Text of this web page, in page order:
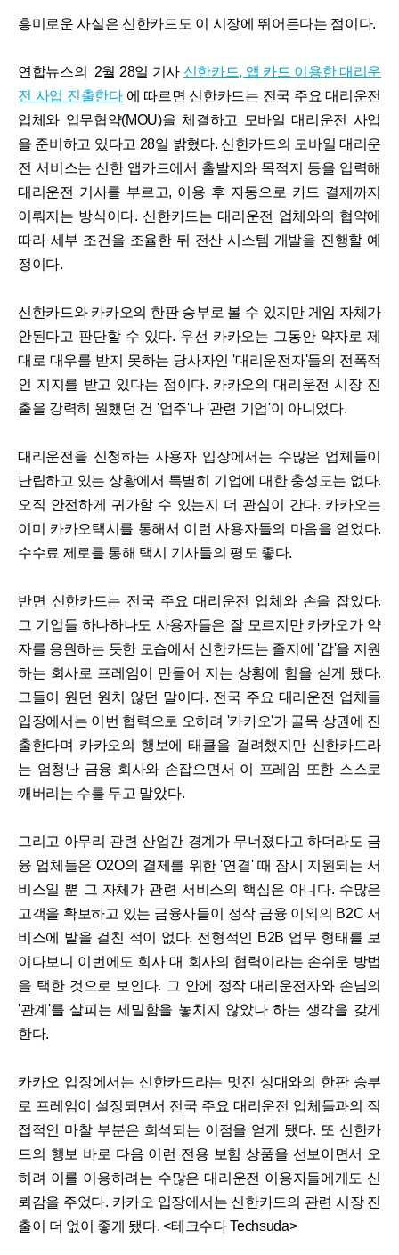
흥미로운 사실은 신한카드도 이 시장에 뛰어든다는 점이다.
연합뉴스의 2월 28일 기사 신한카드, 앱 카드 이용한 대리운
전 사업 진출한다에 따르면 신한카드는 전국 주요 대리운전
업체와 업무협약(MOU)을 체결하고 모바일 대리운전 사업
을 준비하고 있다고 28일 밝혔다. 신한카드의 모바일 대리운
전 서비스는 신한 앱카드에서 출발지와 목적지 등을 입력해
대리운전 기사를 부르고, 이용 후 자동으로 카드 결제까지
이뤄지는 방식이다. 신한카드는 대리운전 업체와의 협약에
따라 세부 조건을 조율한 뒤 전산 시스템 개발을 진행할 예
정이다.
신한카드와 카카오의 한판 승부로 볼 수 있지만 게임 자체가
안된다고 판단할 수 있다. 우선 카카오는 그동안 약자로 제
대로 대우를 받지 못하는 당사자인 '대리운전자'들의 전폭적
인 지지를 받고 있다는 점이다. 카카오의 대리운전 시장 진
출을 강력히 원했던 건 '업주'나 '관련 기업'이 아니었다.
대리운전을 신청하는 사용자 입장에서는 수많은 업체들이
난립하고 있는 상황에서 특별히 기업에 대한 충성도는 없다.
오직 안전하게 귀가할 수 있는지 더 관심이 간다. 카카오는
이미 카카오택시를 통해서 이런 사용자들의 마음을 얻었다.
수수료 제로를 통해 택시 기사들의 평도 좋다.
반면 신한카드는 전국 주요 대리운전 업체와 손을 잡았다.
그 기업들 하나하나도 사용자들은 잘 모르지만 카카오가 약
자를 응원하는 듯한 모습에서 신한카드는 졸지에 '갑'을 지원
하는 회사로 프레임이 만들어 지는 상황에 힘을 싣게 됐다.
그들이 원던 원치 않던 말이다. 전국 주요 대리운전 업체들
입장에서는 이번 협력으로 오히려 '카카오'가 골목 상권에 진
출한다며 카카오의 행보에 태클을 걸려했지만 신한카드라
는 엄청난 금융 회사와 손잡으면서 이 프레임 또한 스스로
깨버리는 수를 두고 말았다.
그리고 아무리 관련 산업간 경계가 무너졌다고 하더라도 금
융 업체들은 O2O의 결제를 위한 '연결' 때 잠시 지원되는 서
비스일 뿐 그 자체가 관련 서비스의 핵심은 아니다. 수많은
고객을 확보하고 있는 금융사들이 정작 금융 이외의 B2C 서
비스에 발을 걸친 적이 없다. 전형적인 B2B 업무 형태를 보
이다보니 이번에도 회사 대 회사의 협력이라는 손쉬운 방법
을 택한 것으로 보인다. 그 안에 정작 대리운전자와 손님의
'관계'를 살피는 세밀함을 놓치지 않았나 하는 생각을 갖게
한다.
카카오 입장에서는 신한카드라는 멋진 상대와의 한판 승부
로 프레임이 설정되면서 전국 주요 대리운전 업체들과의 직
접적인 마찰 부분은 희석되는 이점을 얻게 됐다. 또 신한카
드의 행보 바로 다음 이런 전용 보험 상품을 선보이면서 오
히려 이를 이용하려는 수많은 대리운전 이용자들에게도 신
뢰감을 주었다. 카카오 입장에서는 신한카드의 관련 시장 진
출이 더 없이 좋게 됐다. <테크수다 Techsuda>